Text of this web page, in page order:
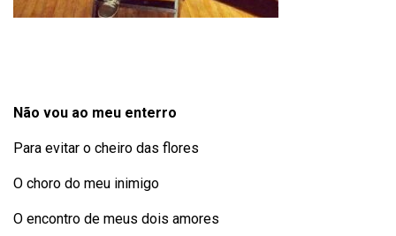
Não vou ao meu enterro
Para evitar o cheiro das flores
O choro do meu inimigo
O encontro de meus dois amores